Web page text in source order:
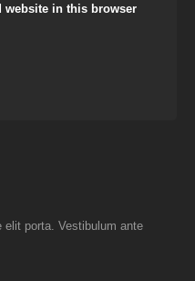
website in this browser
elit porta. Vestibulum ante